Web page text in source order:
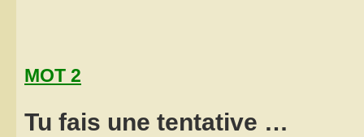
MOT 2
Tu fais une tentative …